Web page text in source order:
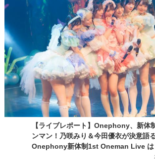
【ライブレポート】Onephony、新体
ンマン！乃咲みり＆今田優衣が決意語
Onephony新体制1st Oneman Live は